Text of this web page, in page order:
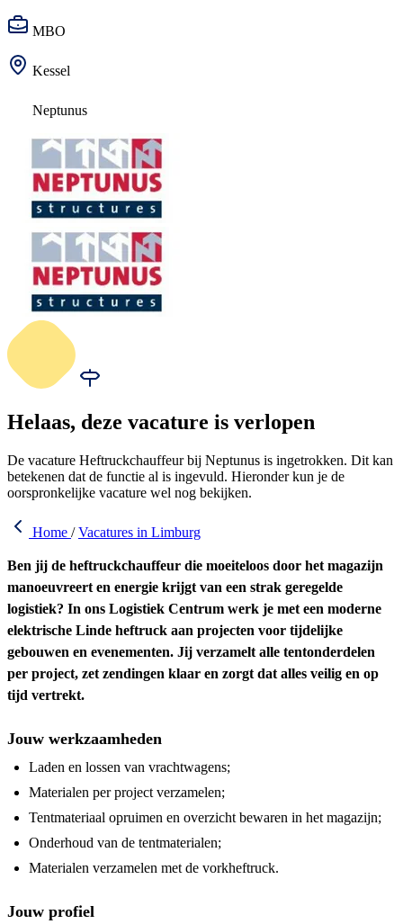
MBO
Kessel
Neptunus
Helaas, deze vacature is verlopen
De vacature Heftruckchauffeur bij Neptunus is ingetrokken. Dit kan
betekenen dat de functie al is ingevuld. Hieronder kun je de
oorspronkelijke vacature wel nog bekijken.
Home / Vacatures in Limburg
Ben jij de heftruckchauffeur die moeiteloos door het magazijn
manoeuvreert en energie krijgt van een strak geregelde
logistiek? In ons Logistiek Centrum werk je met een moderne
elektrische Linde heftruck aan projecten voor tijdelijke
gebouwen en evenementen. Jij verzamelt alle tentonderdelen
per project, zet zendingen klaar en zorgt dat alles veilig en op
tijd vertrekt.
Jouw werkzaamheden
Laden en lossen van vrachtwagens;
Materialen per project verzamelen;
Tentmateriaal opruimen en overzicht bewaren in het magazijn;
Onderhoud van de tentmaterialen;
Materialen verzamelen met de vorkheftruck.
Jouw profiel